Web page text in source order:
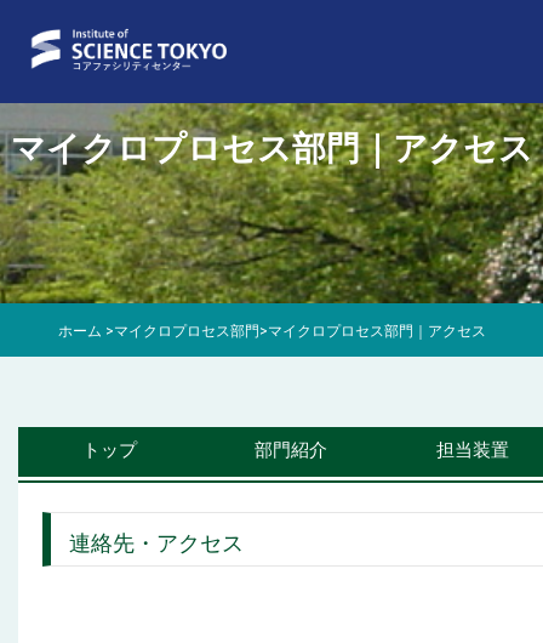
ホーム >マイクロプロセス部門 >マイクロプロセス部門｜アクセス
マイクロプロセス部門｜アクセス
連絡先・アクセス
トップ 部門紹介 担当装置